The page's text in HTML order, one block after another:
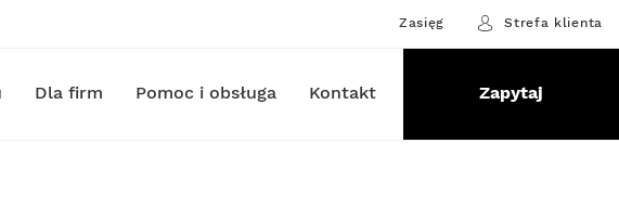
Zasięg Strefa klienta
Dla firm Pomoc i obsługa Kontakt Zapytaj